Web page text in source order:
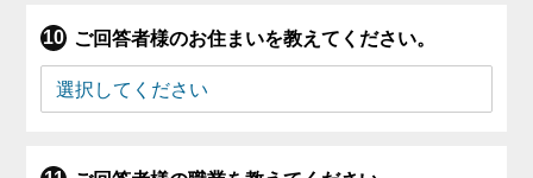
ご回答者様のお住まいを教えてください。